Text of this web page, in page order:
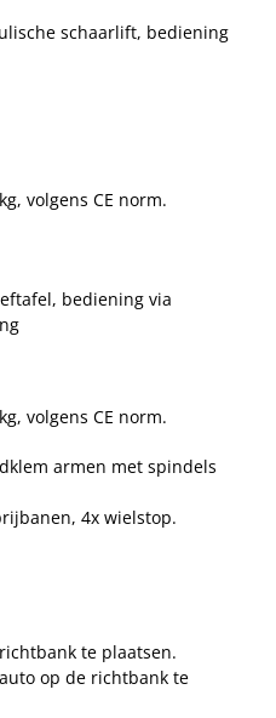
schaarlift, bediening
volgens CE norm.
bediening via
volgens CE norm.
armen met spindels
4x wielstop.
te plaatsen.
op de richtbank te